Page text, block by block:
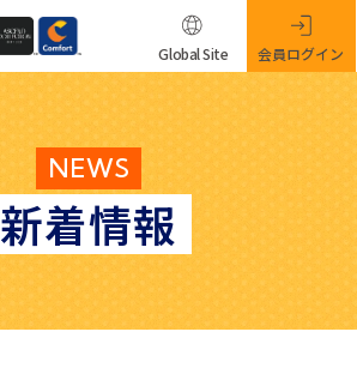
NEWS
新着情報
Global Site 会員ログイン